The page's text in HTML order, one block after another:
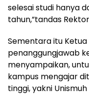
selesai studi hanya
tahun,”tandas
Sementara itu Ketua
penanggungjawab
menyampaikan,
kampus mengajar
tinggi, yakni